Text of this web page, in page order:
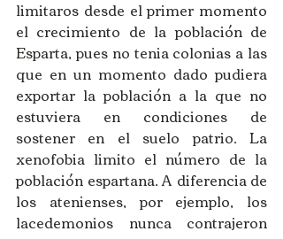
limitaros desde el primer momento
el crecimiento de la población de
Esparta, pues no tenia colonias a las
que en un momento dado pudiera
exportar la población a la que no
estuviera en condiciones de
sostener en el suelo patrio. La
xenofobia limito el número de la
población espartana. A diferencia de
los atenienses, por ejemplo, los
lacedemonios nunca contrajeron